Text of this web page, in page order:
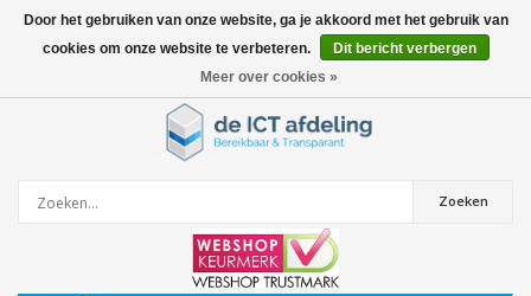
0artikelen
Zoeken
Door het gebruiken van onze website, ga je akkoord met het gebruik van
cookies om onze website te verbeteren.
Dit bericht verbergen
Meer over cookies »